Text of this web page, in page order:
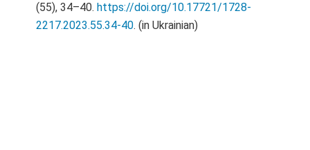
(55), 34–40. https://doi.org/10.17721/1728-
2217.2023.55.34-40. (in Ukrainian)